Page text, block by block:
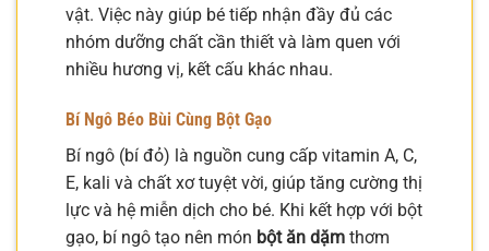
vật. Việc này giúp bé tiếp nhận đầy đủ các
nhóm dưỡng chất cần thiết và làm quen với
nhiều hương vị, kết cấu khác nhau.
Bí Ngô Béo Bùi Cùng Bột Gạo
Bí ngô (bí đỏ) là nguồn cung cấp vitamin A, C,
E, kali và chất xơ tuyệt vời, giúp tăng cường thị
lực và hệ miễn dịch cho bé. Khi kết hợp với bột
gạo, bí ngô tạo nên món bột ăn dặm thơm